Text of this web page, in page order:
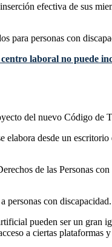
efectiva de sus
personas con
laboral no puede
del nuevo Código de
desde un
de las Personas
personas con discapacidad.
pueden ser un gran
a ciertas plataformas